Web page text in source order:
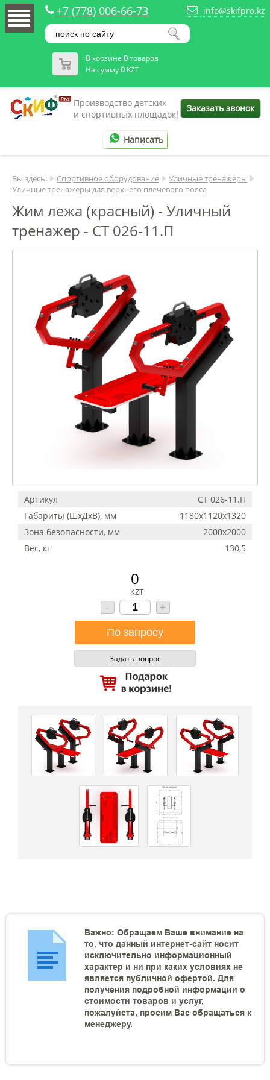
+7 (778) 006-66-73 info@skifpro.kz
В корзине 0товаров
На сумму0 KZT
Производство детских
и спортивных площадок!
Заказать звонок
Написать
Вы здесь: Спортивное оборудование
Уличные тренажеры
Уличные тренажеры для верхнего плечевого пояса
Жим лежа (красный) - Уличный
тренажер - СТ 026-11.П
Артикул
СТ 026-11.П
Габариты (ШхДхВ), мм
1180х1120х1320
Зона безопасности, мм
2000х2000
Вес, кг
130,5
0
KZT
- +
Задать вопрос
Важно: Обращаем Ваше внимание на
то, что данный интернет-сайт носит
исключительно информационный
характер и ни при каких условиях не
является публичной офертой. Для
получения подробной информации о
стоимости товаров и услуг,
пожалуйста, просим Вас обращаться к
менеджеру.